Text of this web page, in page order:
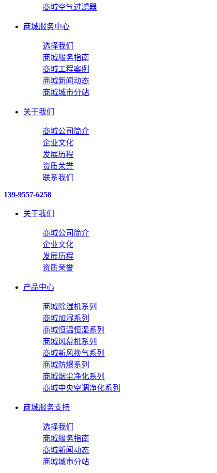
商城空气过滤器
商城服务中心
选择我们
商城服务指南
商城工程案例
商城新闻动态
商城城市分站
关于我们
商城公司简介
企业文化
发展历程
资质荣誉
联系我们
139-9557-6258
关于我们
商城公司简介
企业文化
发展历程
资质荣誉
产品中心
商城除湿机系列
商城加湿系列
商城恒温恒湿系列
商城风幕机系列
商城新风换气系列
商城防爆系列
商城烟尘净化系列
商城中央空调净化系列
商城服务支持
选择我们
商城服务指南
商城新闻动态
商城城市分站